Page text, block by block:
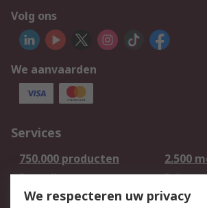
Volg ons
We aanvaarden
Services
750.000 producten
2.500
Bestellen
Retouren
We respecteren uw privacy